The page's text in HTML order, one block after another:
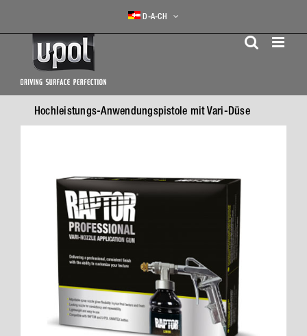
D-A-CH
Hochleistungs-Anwendungspistole mit Vari-Düse